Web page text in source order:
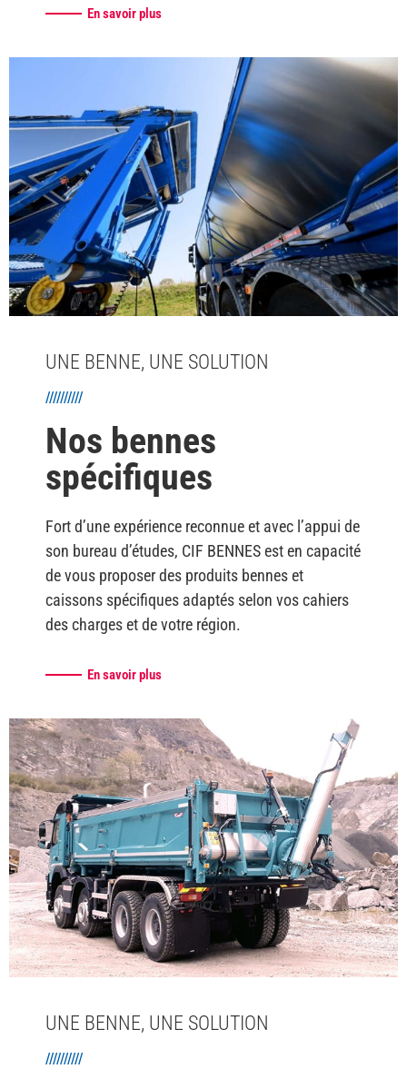
En savoir plus
UNE BENNE, UNE SOLUTION
//////////
Nos bennes
spécifiques
Fort d’une expérience reconnue et avec l’appui de
son bureau d’études, CIF BENNES est en capacité
de vous proposer des produits bennes et
caissons spécifiques adaptés selon vos cahiers
des charges et de votre région.
En savoir plus
UNE BENNE, UNE SOLUTION
//////////